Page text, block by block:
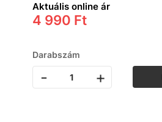
Aktuális online ár
4 990 Ft
Darabszám
- +